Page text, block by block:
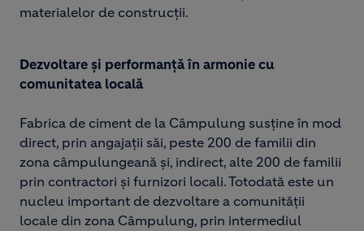
materialelor de construcții.
Dezvoltare și performanță în armonie cu
comunitatea locală
Fabrica de ciment de la Câmpulung susține în mod
direct, prin angajații săi, peste 200 de familii din
zona câmpulungeană și, indirect, alte 200 de familii
prin contractori și furnizori locali. Totodată este un
nucleu important de dezvoltare a comunității
locale din zona Câmpulung, prin intermediul